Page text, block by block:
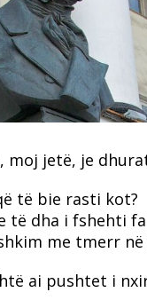
moj jetë, je
të bie rasti kot?
të dha i fshehti
me tmerr në
ai pushtet i